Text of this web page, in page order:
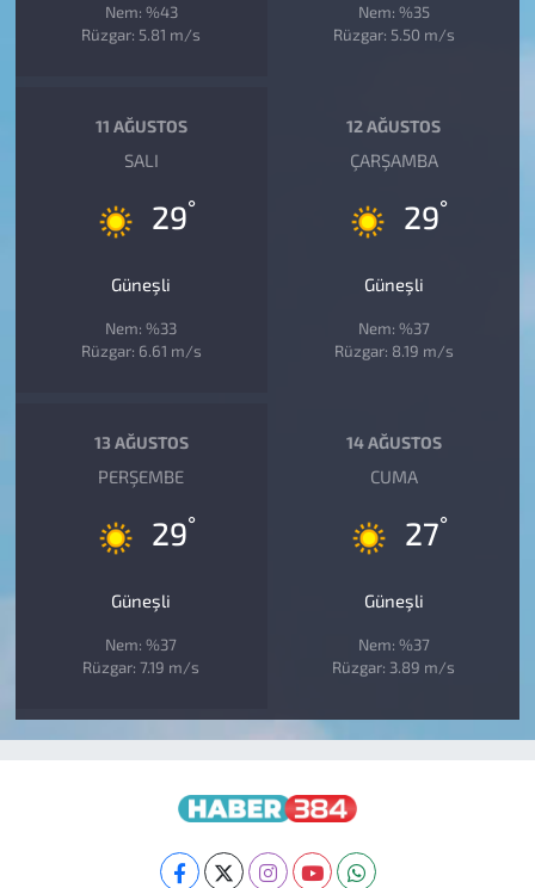
Nem: %43
Rüzgar: 5.81 m/s
Nem: %35
Rüzgar: 5.50 m/s
11 AĞUSTOS
SALI
29°
Güneşli
Nem: %33
Rüzgar: 6.61 m/s
12 AĞUSTOS
ÇARŞAMBA
29°
Güneşli
Nem: %37
Rüzgar: 8.19 m/s
13 AĞUSTOS
PERŞEMBE
29°
Güneşli
Nem: %37
Rüzgar: 7.19 m/s
14 AĞUSTOS
CUMA
27°
Güneşli
Nem: %37
Rüzgar: 3.89 m/s